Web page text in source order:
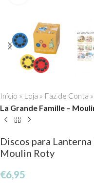
Início » Loja » Faz de Conta »
La Grande Famille –
Discos para
Moulin Roty
€6,95